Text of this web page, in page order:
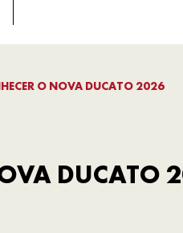
O NOVA DUCATO 2026
DUCATO